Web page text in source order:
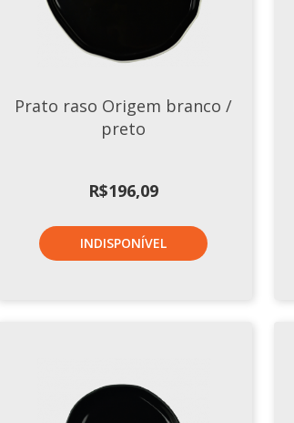
Prato raso Origem branco /
preto
R$196,09
INDISPONÍVEL